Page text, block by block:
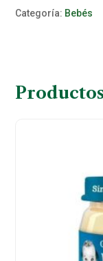
Categoría: Bebés